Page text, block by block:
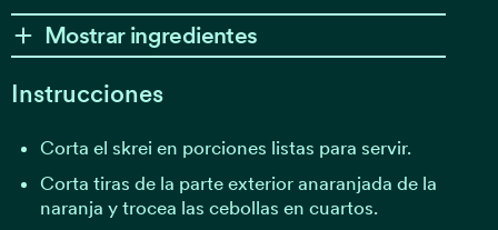
Mostrar ingredientes
Instrucciones
Corta el skrei en porciones listas para servir.
Corta tiras de la parte exterior anaranjada de la
naranja y trocea las cebollas en cuartos.